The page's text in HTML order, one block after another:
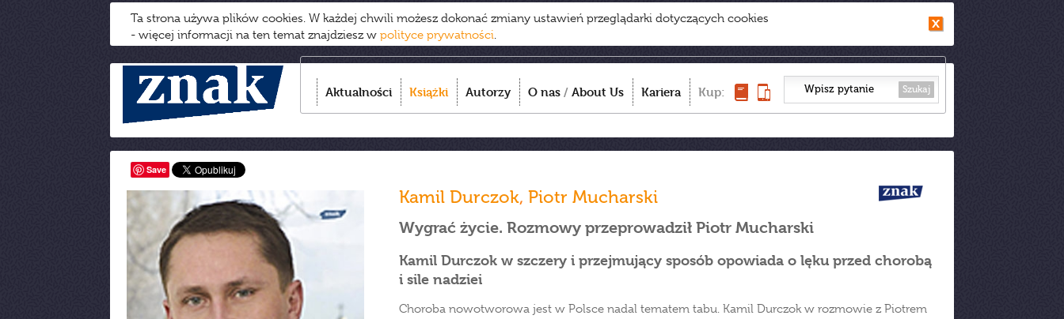
Ta strona używa plików cookies. W każdej chwili możesz dokonać zmiany ustawień przeglądarki dotyczących cookies
- więcej informacji na ten temat znajdziesz w polityce prywatności.
Aktualności Książki Autorzy O nas / About Us Kariera Kup: Szukaj
Save
Kamil Durczok, Piotr Mucharski
Wygrać życie. Rozmowy przeprowadził Piotr Mucharski
Kamil Durczok w szczery i przejmujący sposób opowiada o lęku przed chorobą
i sile nadziei
Choroba nowotworowa jest w Polsce nadal tematem tabu. Kamil Durczok w rozmowie z Piotrem